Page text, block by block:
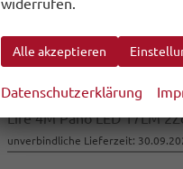
Volkswagen Caddy
Life 4M Pano LED 17LM
unverbindliche Lieferzeit:
widerrufen.
Alle akzeptieren
Datenschutzerklärung